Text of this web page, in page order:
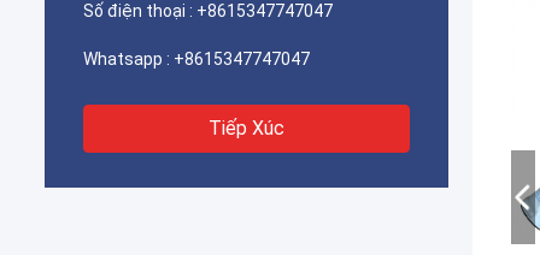
Số điện thoại : +8615347747047
Whatsapp : +8615347747047
Tiếp Xúc